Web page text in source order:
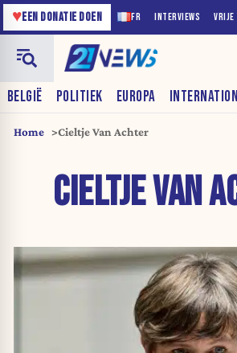
FR INTERVIEWS VRIJE
♥EEN DONATIE DOEN
BELGIË POLITIEK EUROPA
Home Cieltje Van Achter
CIELTJE VAN